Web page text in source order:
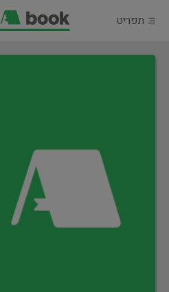
תפריט